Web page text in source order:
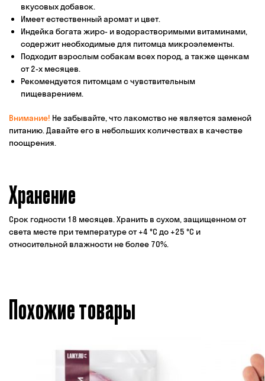
вкусовых добавок.
Имеет естественный аромат и цвет.
Индейка богата жиро- и водорастворимыми витаминами,
содержит необходимые для питомца микроэлементы.
Подходит взрослым собакам всех пород, а также щенкам
от 2-х месяцев.
Рекомендуется питомцам с чувствительным
пищеварением.
Внимание! Не забывайте, что лакомство не является заменой
питанию. Давайте его в небольших количествах в качестве
поощрения.
Хранение
Срок годности 18 месяцев. Хранить в сухом, защищенном от
света месте при температуре от +4 °C до +25 °C и
относительной влажности не более 70%.
Похожие товары